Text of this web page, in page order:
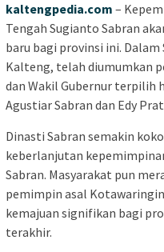
kaltengpedia.com –
Tengah Sugianto Sabran
baru bagi provinsi ini. Dalam
Kalteng, telah diumumkan
dan Wakil Gubernur terpilih
Agustiar Sabran dan Edy
Dinasti Sabran semakin
keberlanjutan
Sabran. Masyarakat pun
pemimpin asal
kemajuan signifikan bagi
terakhir.